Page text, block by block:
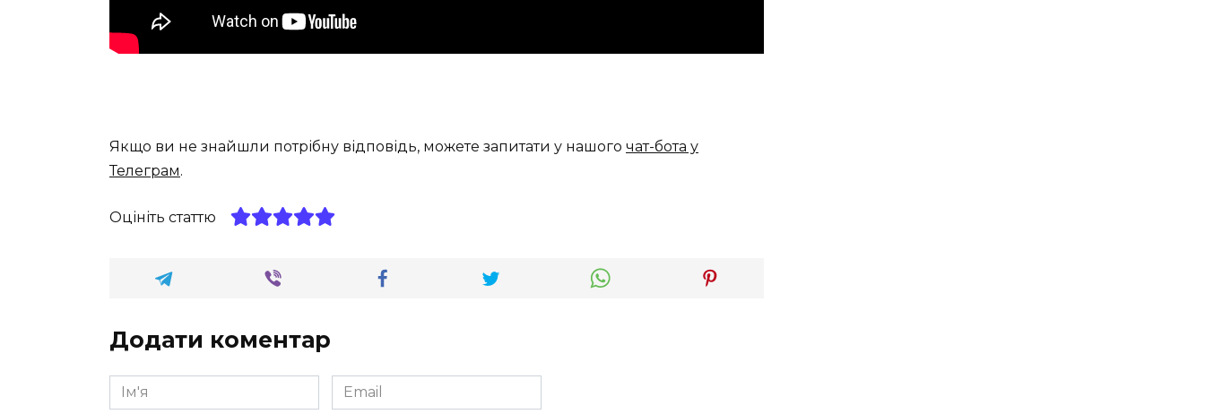
Якщо ви не знайшли потрібну відповідь, можете запитати у нашого чат-бота у
Телеграм.
Оцініть статтю
Додати коментар
Ім'я
*
Email
*